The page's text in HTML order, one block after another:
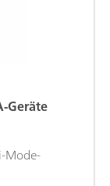
Geräte
Mode-